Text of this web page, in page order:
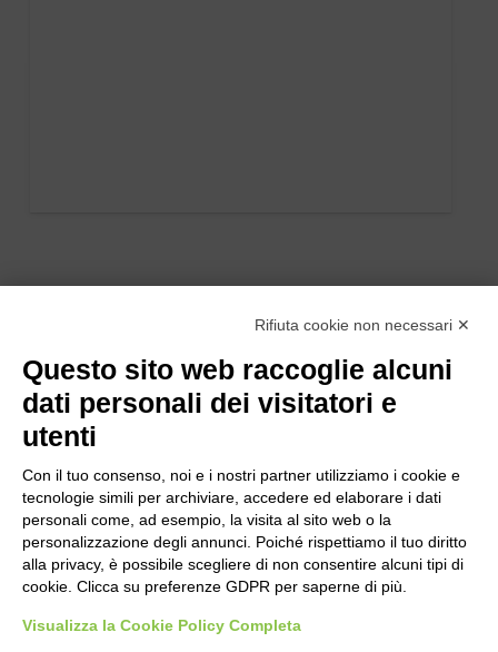
Strada Statale 231 Alba-Bra
Rifiuta cookie non necessari ✕
Questo sito web raccoglie alcuni
dati personali dei visitatori e
utenti
Con il tuo consenso, noi e i nostri partner utilizziamo i cookie e
tecnologie simili per archiviare, accedere ed elaborare i dati
personali come, ad esempio, la visita al sito web o la
personalizzazione degli annunci. Poiché rispettiamo il tuo diritto
alla privacy, è possibile scegliere di non consentire alcuni tipi di
cookie. Clicca su preferenze GDPR per saperne di più.
Visualizza la Cookie Policy Completa